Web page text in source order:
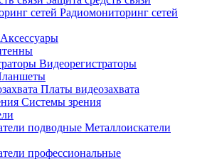
Радиомониторинг сетей
Аксессуары
Видеорегистраторы
Платы видеозахвата
Системы зрения
Металлоискатели